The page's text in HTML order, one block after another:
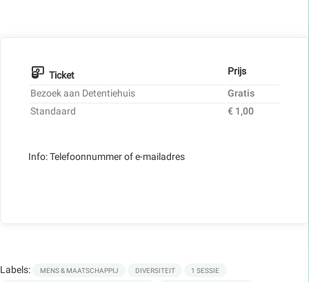
Ticket
Prijs
Bezoek aan Detentiehuis
Gratis
Standaard
€ 1,00
Info: Telefoonnummer of e-mailadres
Labels: MENS & MAATSCHAPPIJ DIVERSITEIT 1 SESSIE